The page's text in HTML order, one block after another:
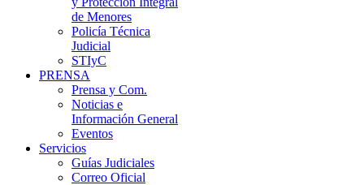
de Menores
Policía Técnica
Judicial
STIyC
PRENSA
Prensa y Com.
Noticias e
Información General
Eventos
Servicios
Guías Judiciales
Correo Oficial